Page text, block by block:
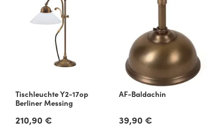
Tischleuchte Y2-17op
Berliner Messing
Regulärer Preis:
210,90 €
AF-Baldachin
Regulärer Preis:
39,90 €